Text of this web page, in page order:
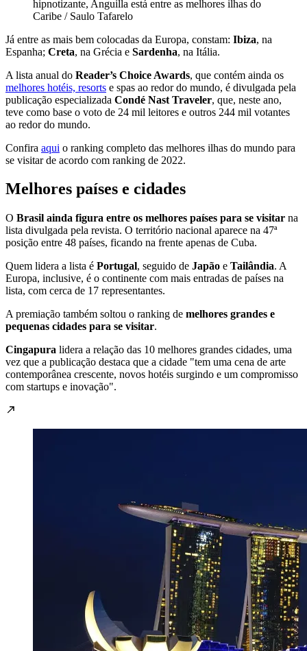
hipnotizante, Anguilla está entre as melhores ilhas do
Caribe / Saulo Tafarelo
Já entre as mais bem colocadas da Europa, constam: Ibiza, na
Espanha; Creta, na Grécia e Sardenha, na Itália.
A lista anual do Reader’s Choice Awards, que contém ainda os
melhores hotéis, resorts e spas ao redor do mundo, é divulgada pela
publicação especializada Condé Nast Traveler, que, neste ano,
teve como base o voto de 24 mil leitores e outros 244 mil votantes
ao redor do mundo.
Confira aqui o ranking completo das melhores ilhas do mundo para
se visitar de acordo com ranking de 2022.
Melhores países e cidades
O Brasil ainda figura entre os melhores países para se visitar na
lista divulgada pela revista. O território nacional aparece na 47ª
posição entre 48 países, ficando na frente apenas de Cuba.
Quem lidera a lista é Portugal, seguido de Japão e Tailândia. A
Europa, inclusive, é o continente com mais entradas de países na
lista, com cerca de 17 representantes.
A premiação também soltou o ranking de melhores grandes e
pequenas cidades para se visitar.
Cingapura lidera a relação das 10 melhores grandes cidades, uma
vez que a publicação destaca que a cidade "tem uma cena de arte
contemporânea crescente, novos hotéis surgindo e um compromisso
com startups e inovação".